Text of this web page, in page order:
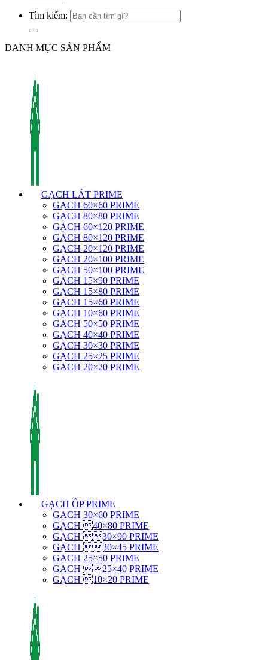
Tìm kiếm:
DANH MỤC SẢN PHẨM
GẠCH LÁT PRIME
GẠCH 60×60 PRIME
GẠCH 80×80 PRIME
GẠCH 60×120 PRIME
GẠCH 80×120 PRIME
GẠCH 20×120 PRIME
GẠCH 20×100 PRIME
GẠCH 50×100 PRIME
GẠCH 15×90 PRIME
GẠCH 15×80 PRIME
GẠCH 15×60 PRIME
GẠCH 10×60 PRIME
GẠCH 50×50 PRIME
GẠCH 40×40 PRIME
GẠCH 30×30 PRIME
GẠCH 25×25 PRIME
GẠCH 20×20 PRIME
GẠCH ỐP PRIME
GẠCH 30×60 PRIME
GẠCH 40×80 PRIME
GẠCH 30×90 PRIME
GẠCH 30×45 PRIME
GẠCH 25×50 PRIME
GẠCH 25×40 PRIME
GẠCH 10×20 PRIME